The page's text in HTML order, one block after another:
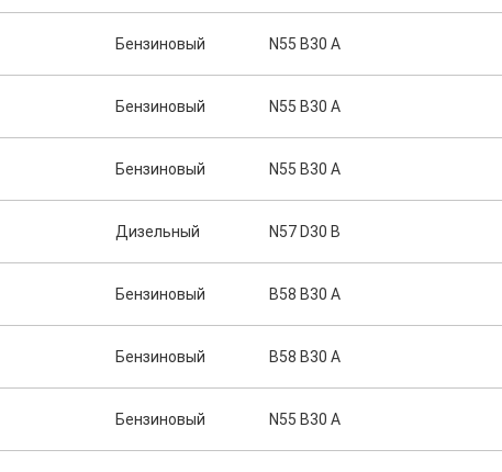
Бензиновый N55 B30 A
Бензиновый N55 B30 A
Бензиновый N55 B30 A
Дизельный N57 D30 B
Бензиновый B58 B30 A
Бензиновый B58 B30 A
Бензиновый N55 B30 A